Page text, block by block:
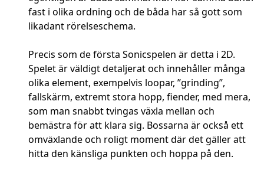
fast i olika ordning och de båda har så gott som
likadant rörelseschema.
Precis som de första Sonicspelen är detta i 2D.
Spelet är väldigt detaljerat och innehåller många
olika element, exempelvis loopar, ”grinding”,
fallskärm, extremt stora hopp, fiender, med mera,
som man snabbt tvingas växla mellan och
bemästra för att klara sig. Bossarna är också ett
omväxlande och roligt moment där det gäller att
hitta den känsliga punkten och hoppa på den.